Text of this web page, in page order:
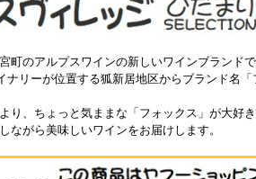
町のアルプスワインの新しいワインブランドで
リーが位置する狐新居地区からブランド名「
り、ちょっと気ままな「フォックス」が大好
ながら美味しいワインをお届けします。